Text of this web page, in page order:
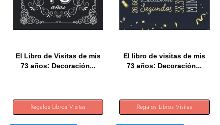
El Libro de Visitas de mis
73 años: Decoración...
Regalos Libros Visitas
El libro de visitas de mis
73 años: Decoración...
Regalos Libros Visitas